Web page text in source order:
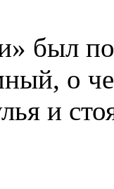
был
о
и